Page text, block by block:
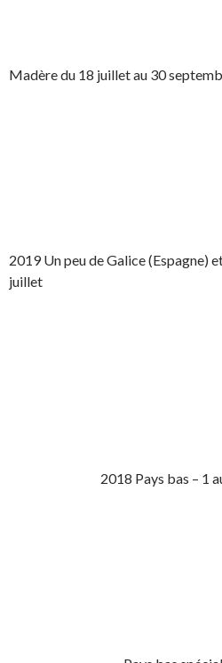
Madère du 18 juillet au 30
2019 Un peu de Galice (Espagne)
juillet
2018 Pays bas – 1